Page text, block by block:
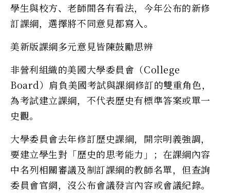
學生與校方、老師間各有看法，今年公布的新修
訂課綱，選擇將不同意見都寫入。
美新版課綱多元意見皆陳鼓勵思辨
非營利組織的美國大學委員會（College
Board）肩負美國考試與課綱修訂的雙重角色，
為考試建立課綱，不代表歷史有標準答案或單一
史觀。
大學委員會去年修訂歷史課綱，開宗明義強調，
要建立學生對「歷史的思考能力」；在課綱內容
中名列相關審議及制訂課綱的教師名單，但查詢
委員會官網，沒公布會議發言內容或會議紀錄。